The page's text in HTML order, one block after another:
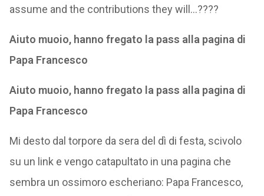
assume and the contributions they will…????
Aiuto muoio, hanno fregato la pass alla pagina di
Papa Francesco
Aiuto muoio, hanno fregato la pass alla pagina di
Papa Francesco
Mi desto dal torpore da sera del dì di festa, scivolo
su un link e vengo catapultato in una pagina che
sembra un ossimoro escheriano: Papa Francesco,